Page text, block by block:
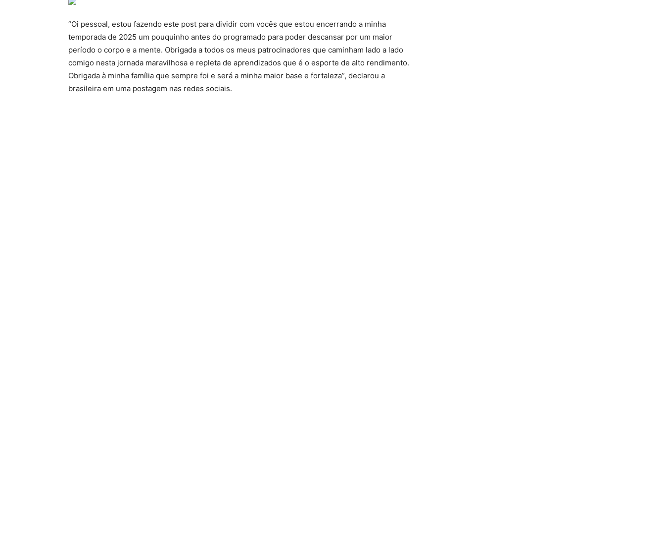
“Oi pessoal, estou fazendo este post para dividir com vocês que estou encerrando a minha
temporada de 2025 um pouquinho antes do programado para poder descansar por um maior
período o corpo e a mente. Obrigada a todos os meus patrocinadores que caminham lado a lado
comigo nesta jornada maravilhosa e repleta de aprendizados que é o esporte de alto rendimento.
Obrigada à minha família que sempre foi e será a minha maior base e fortaleza”, declarou a
brasileira em uma postagem nas redes sociais.